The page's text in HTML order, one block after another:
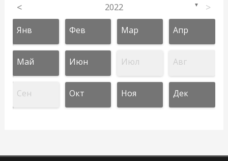
< 2022 ▼ >
Янв Фев Мар Апр
Май Июн Июл Авг
Сен Окт Ноя Дек